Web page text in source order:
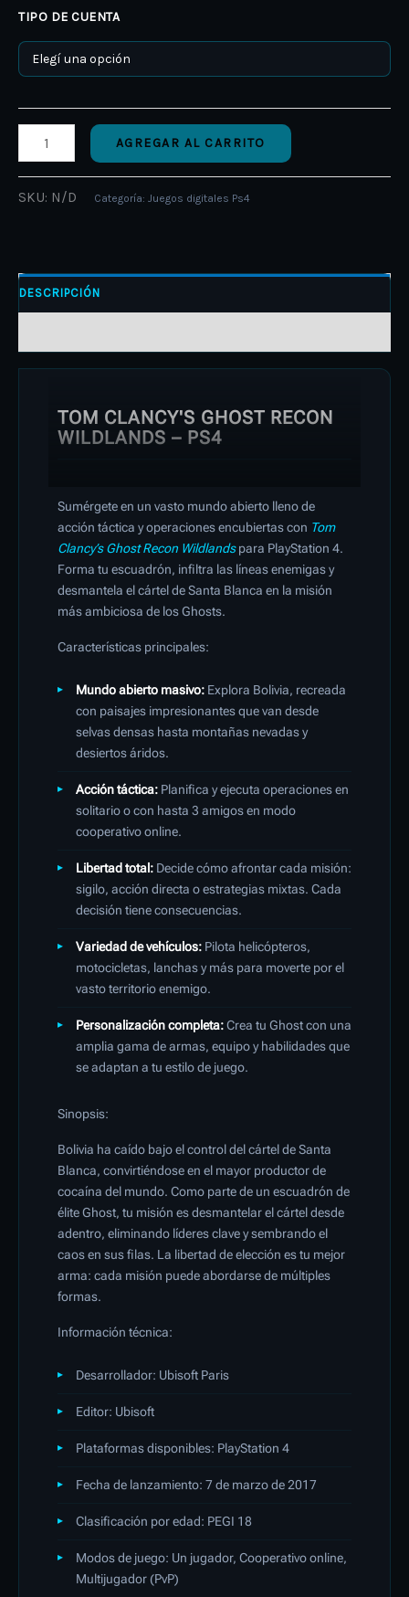
TIPO DE CUENTA
AGREGAR AL CARRITO
SKU: N/D Categoría: Juegos digitales Ps4
DESCRIPCIÓN
TOM CLANCY'S GHOST RECON
WILDLANDS – PS4
Sumérgete en un vasto mundo abierto lleno de
acción táctica y operaciones encubiertas con Tom
Clancy’s Ghost Recon Wildlandspara PlayStation 4.
Forma tu escuadrón, infiltra las líneas enemigas y
desmantela el cártel de Santa Blanca en la misión
más ambiciosa de los Ghosts.
Características principales:
Mundo abierto masivo: Explora Bolivia, recreada
con paisajes impresionantes que van desde
selvas densas hasta montañas nevadas y
desiertos áridos.
Acción táctica: Planifica y ejecuta operaciones en
solitario o con hasta 3 amigos en modo
cooperativo online.
Libertad total: Decide cómo afrontar cada misión:
sigilo, acción directa o estrategias mixtas. Cada
decisión tiene consecuencias.
Variedad de vehículos: Pilota helicópteros,
motocicletas, lanchas y más para moverte por el
vasto territorio enemigo.
Personalización completa:Crea tu Ghost con una
amplia gama de armas, equipo y habilidades que
se adaptan a tu estilo de juego.
Sinopsis:
Bolivia ha caído bajo el control del cártel de Santa
Blanca, convirtiéndose en el mayor productor de
cocaína del mundo. Como parte de un escuadrón de
élite Ghost, tu misión es desmantelar el cártel desde
adentro, eliminando líderes clave y sembrando el
caos en sus filas. La libertad de elección es tu mejor
arma: cada misión puede abordarse de múltiples
formas.
Información técnica:
Desarrollador: Ubisoft Paris
Editor: Ubisoft
Plataformas disponibles: PlayStation 4
Fecha de lanzamiento: 7 de marzo de 2017
Clasificación por edad: PEGI 18
Modos de juego: Un jugador, Cooperativo online,
Multijugador (PvP)